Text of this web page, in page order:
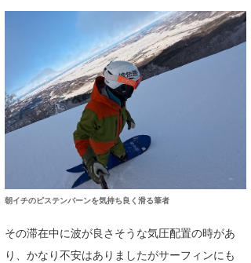
朝イチのピステンバーンを気持ち良く滑る筆者
その滞在中に波が良さそうな気圧配置の時があ
り、かなり不安はありましたがサーフィンにも
S.K
Soulman
waka☆=
たっちー